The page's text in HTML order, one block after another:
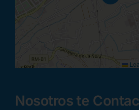
Nosotros te